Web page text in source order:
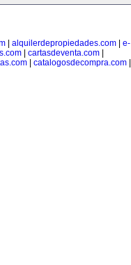
| alquilerdepropiedades.com| e-
| cartasdeventa.com|
| catalogosdecompra.com|